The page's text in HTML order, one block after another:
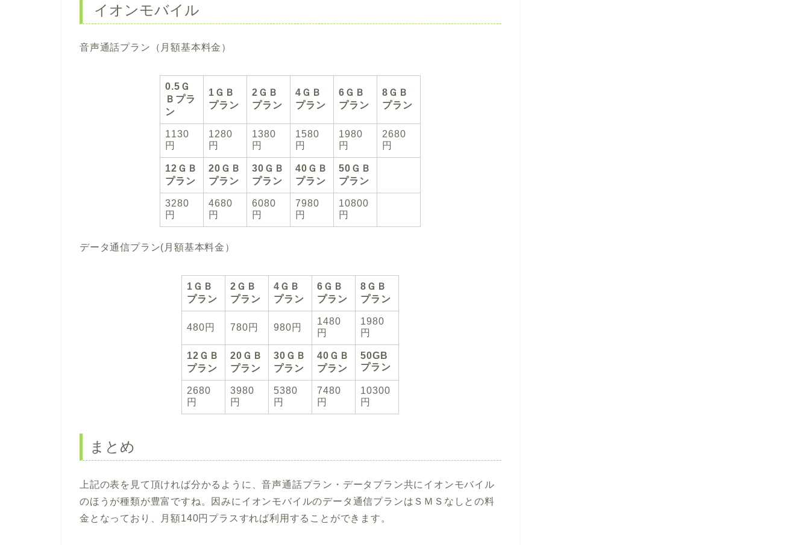
イオンモバイル
音声通話プラン（月額基本料金）
0.5Ｇ
Ｂプラ
ン
1ＧＢ
プラン
2ＧＢ
プラン
4ＧＢ
プラン
6ＧＢ
プラン
8ＧＢ
プラン
1130
円
1280
円
1380
円
1580
円
1980
円
2680
円
12ＧＢ
プラン
20ＧＢ
プラン
30ＧＢ
プラン
40ＧＢ
プラン
50ＧＢ
プラン
3280
円
4680
円
6080
円
7980
円
10800
円
データ通信プラン(月額基本料金）
1ＧＢ
プラン
2ＧＢ
プラン
4ＧＢ
プラン
6ＧＢ
プラン
8ＧＢ
プラン
480円 780円 980円
1480
円
1980
円
12ＧＢ
プラン
20ＧＢ
プラン
30ＧＢ
プラン
40ＧＢ
プラン
50GB
プラン
2680
円
3980
円
5380
円
7480
円
10300
円
まとめ
上記の表を見て頂ければ分かるように、音声通話プラン・データプラン共にイオンモバイル
のほうが種類が豊富ですね。因みにイオンモバイルのデータ通信プランはＳＭＳなしとの料
金となっており、月額140円プラスすれば利用することができます。